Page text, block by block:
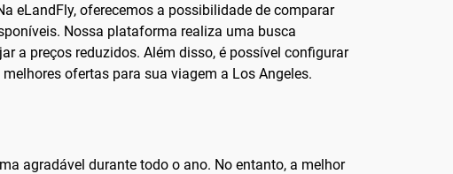
eLandFly, oferecemos a possibilidade de comparar
Nossa plataforma realiza uma busca
a preços reduzidos. Além disso, é possível configurar
melhores ofertas para sua viagem a Los Angeles.
agradável durante todo o ano. No entanto, a melhor